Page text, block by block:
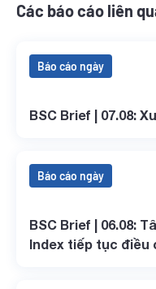
Các báo cáo liên
Báo cáo ngày
BSC Brief | 07.08:
Báo cáo ngày
BSC Brief | 06.08:
Index tiếp tục điều